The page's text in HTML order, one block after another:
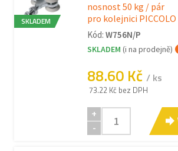
SKLADEM
nosnost 50 kg / pár
pro kolejnici PICCOLO
Kód: W756N/P
SKLADEM (i na prodejně)
88.60 Kč / ks
73.22 Kč bez DPH
+
-